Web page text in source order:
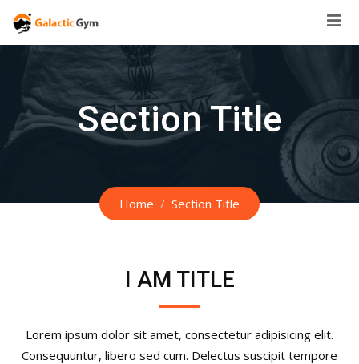
Skip
content
Section Title
Home Section Title
I AM TITLE
Lorem ipsum dolor sit amet, consectetur adipisicing elit.
Consequuntur, libero sed cum. Delectus suscipit tempore